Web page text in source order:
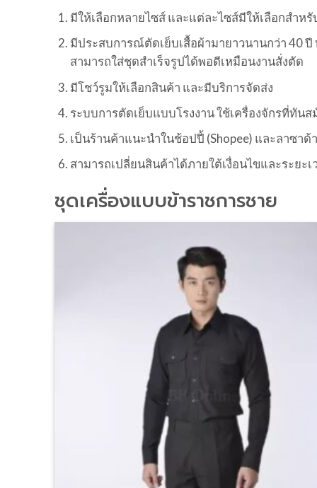
มีให้เลือกหลายไซส์ และแต่ละไซส์มีให้เลือกสำห
มีประสบการณ์ตัดเย็บเสื้อผ้ามายาวนานกว่า 40
สามารถใส่ชุดสำเร็จรูปได้พอดีเหมือนงานสั่งตัด
มีโชว์รูมให้เลือกสินค้า และมีบริการจัดส่ง
ระบบการตัดเย็บแบบโรงงาน ใช้เครื่องจักรที่ทั
เป็นร้านค้าแนะนำในช้อปปี้ (Shopee) และลาซา
สามารถเปลี่ยนสินค้าได้ภายใต้เงื่อนไขและระยะ
ชุดเครื่องแบบข้าราชการชาย